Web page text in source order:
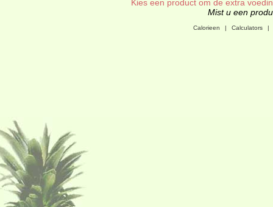
Kies een product om de extra
Mist u een
Calorieen | Calculators |